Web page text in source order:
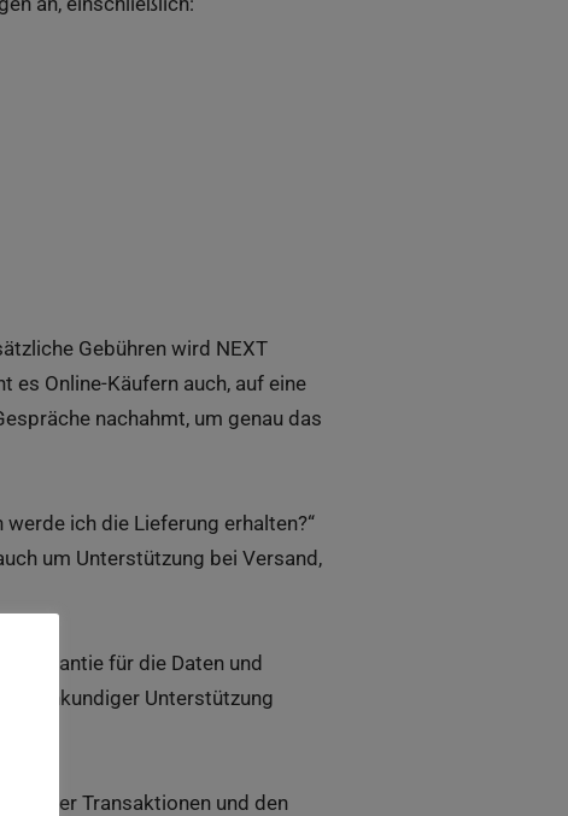
Gebühren wird NEXT
es Online-Käufern auch, auf eine
nachahmt, um genau das
werde ich die Lieferung erhalten?“
um Unterstützung bei Versand,
für die Daten und
fachkundiger Unterstützung
der Transaktionen und den